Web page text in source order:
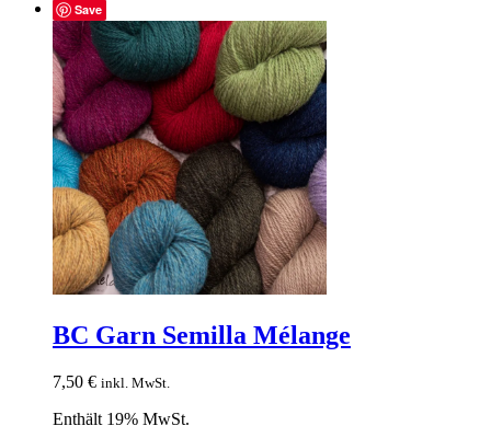
weist
mehrere
Varianten
auf.
Die
Optionen
können
auf
der
Produktseite
gewählt
werden
Save
BC Garn Semilla Mélange
7,50 € inkl. MwSt.
Enthält 19% MwSt.